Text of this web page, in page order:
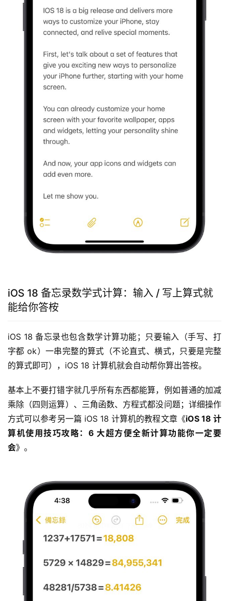
iOS 18 备忘录数学式计算：输入 / 写上算式就
能给你答桉
iOS 18 备忘录也包含数学计算功能；只要输入（手写、打
字都 ok）一串完整的算式（不论直式、横式，只要是完整
的算式即可），iOS 18 计算机就会自动帮你算出答桉。
基本上不要打错字就几乎所有东西都能算，例如普通的加减
乘除（四则运算）、三角函数、方程式都没问题；详细操作
方式可以参考另一篇 iOS 18 计算机的教程文章《iOS 18 计
算机使用技巧攻略：6 大超方便全新计算功能你一定要
会》。